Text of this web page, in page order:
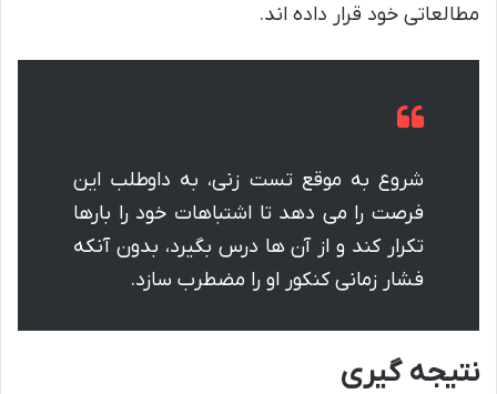
مطالعاتی خود قرار داده اند.
شروع به موقع تست زنی، به داوطلب این
فرصت را می دهد تا اشتباهات خود را بارها
تکرار کند و از آن ها درس بگیرد، بدون آنکه
فشار زمانی کنکور او را مضطرب سازد.
نتیجه گیری